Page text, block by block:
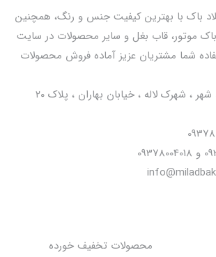
باک با بهترین کیفیت جنس و رنگ، همچنین
موتور، قاب بغل و سایر محصولات در سایت
شما مشتریان عزیز آماده فروش محصولات
آدرس: تهران ، شاهد شهر ، شهرک لاله ، خیابان بهاران ، پلاک ۲۰
محصولات تخفیف خورده